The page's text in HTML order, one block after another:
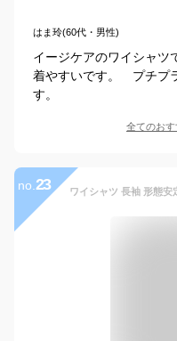
はま玲(60代・男性)
イージケアのワイシャ
着やすいです。 プチプ
す。
全てのおす
no. 23